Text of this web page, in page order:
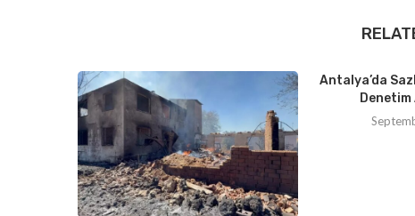
Antalya’da
Denetim